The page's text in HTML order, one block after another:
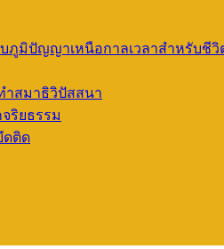
ภูมิปัญญาเหนือกาลเวลาสำหรับชีวิ
ำสมาธิวิปัสสนา
ริยธรรม
ดติด